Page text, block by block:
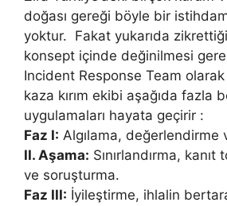
doğası gereği böyle bir
yoktur. Fakat yukarıda
konsept içinde değinilmesi
Incident Response Team olarak
kaza kırım ekibi aşağıda fazla
uygulamaları hayata geçirir :
Faz I: Algılama, değerlendirme
II. Aşama: Sınırlandırma,
ve soruşturma.
Faz III: İyileştirme, ihlalin